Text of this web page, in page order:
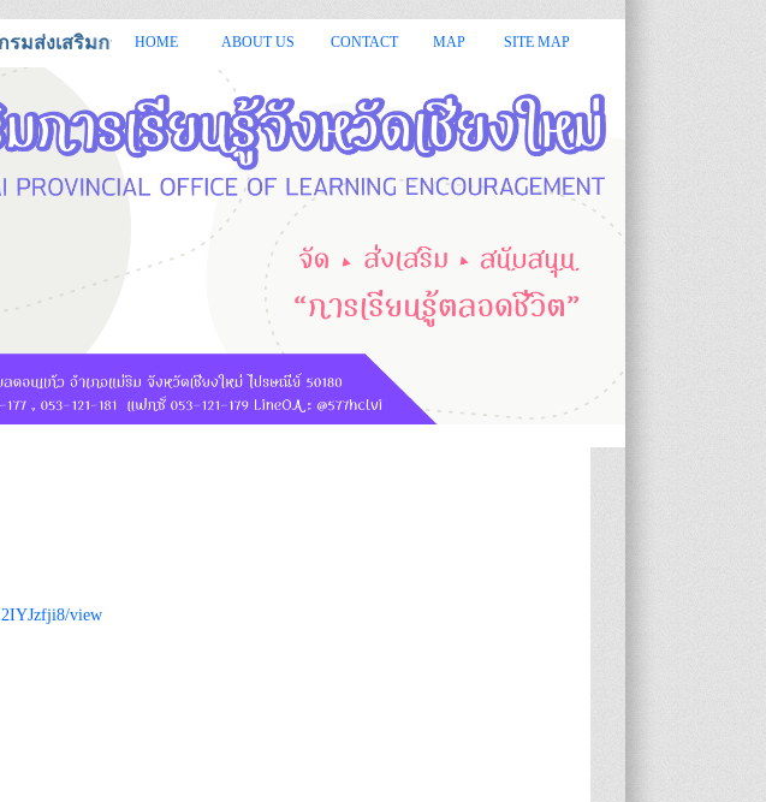
ส่งเสริมการเรียนรู้ หรือ สกร.มีหน้าที่จัด ส่งเสริม สนับสนุน "การเรียนรู้ตลอดชีวิต" ::
HOME ABOUT US CONTACT MAP SITE MAP
view